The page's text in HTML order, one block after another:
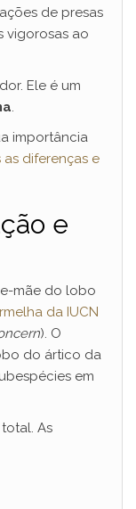
de presas
vigorosas ao
Ele é um
.
importância
diferenças e
e
mãe do lobo
da IUCN
). O
do ártico da
em
As